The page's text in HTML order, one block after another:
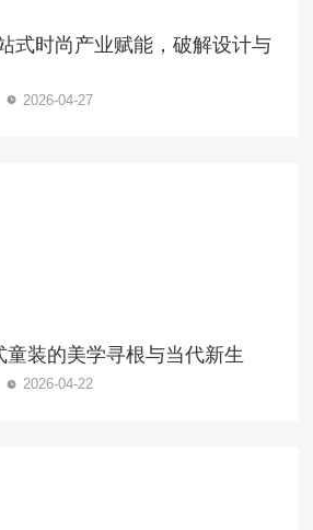
式时尚产业赋能，破解设计与
2026-04-27
装的美学寻根与当代新生
2026-04-22